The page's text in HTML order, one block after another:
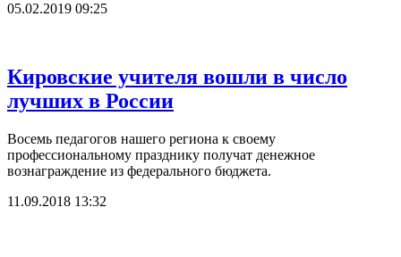
05.02.2019 09:25
Кировские учителя вошли в число
лучших в России
Восемь педагогов нашего региона к своему
профессиональному празднику получат денежное
вознаграждение из федерального бюджета.
11.09.2018 13:32